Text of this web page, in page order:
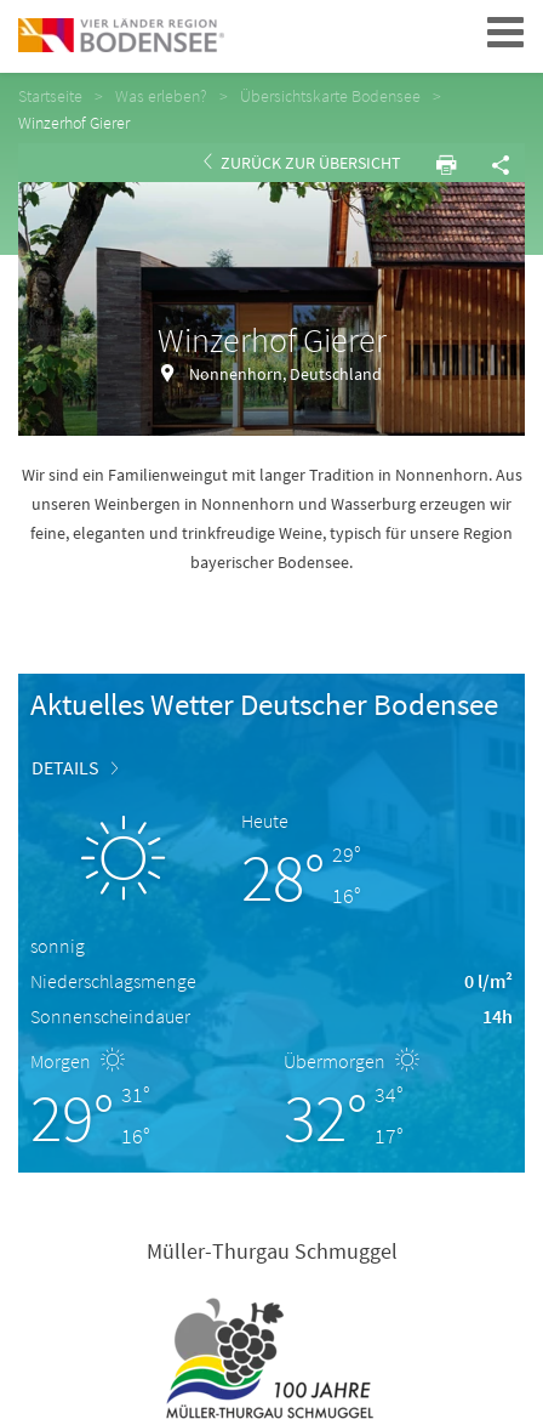
Navigation
Startseite Was erleben?
Übersichtskarte Bodensee
Winzerhof Gierer
ZURÜCK ZUR ÜBERSICHT
Winzerhof Gierer
Nonnenhorn, Deutschland
Wir sind ein Familienweingut mit langer Tradition in Nonnenhorn. Aus
unseren Weinbergen in Nonnenhorn und Wasserburg erzeugen wir
feine, eleganten und trinkfreudige Weine, typisch für unsere Region
bayerischer Bodensee.
Aktuelles Wetter Deutscher Bodensee
DETAILS
Heute
28° 29°
16°
sonnig
Niederschlagsmenge
0 l/m²
Sonnenscheindauer
14h
Morgen
29° 31°
16°
Übermorgen
32° 34°
17°
Müller-Thurgau Schmuggel